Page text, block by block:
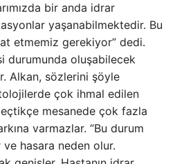
bir anda idrar
yaşanabilmektedir. Bu
etmemiz gerekiyor” dedi.
durumunda oluşabilecek
Alkan, sözlerini şöyle
çok ihmal edilen
mesanede çok fazla
varmazlar. “Bu durum
hasara neden olur.